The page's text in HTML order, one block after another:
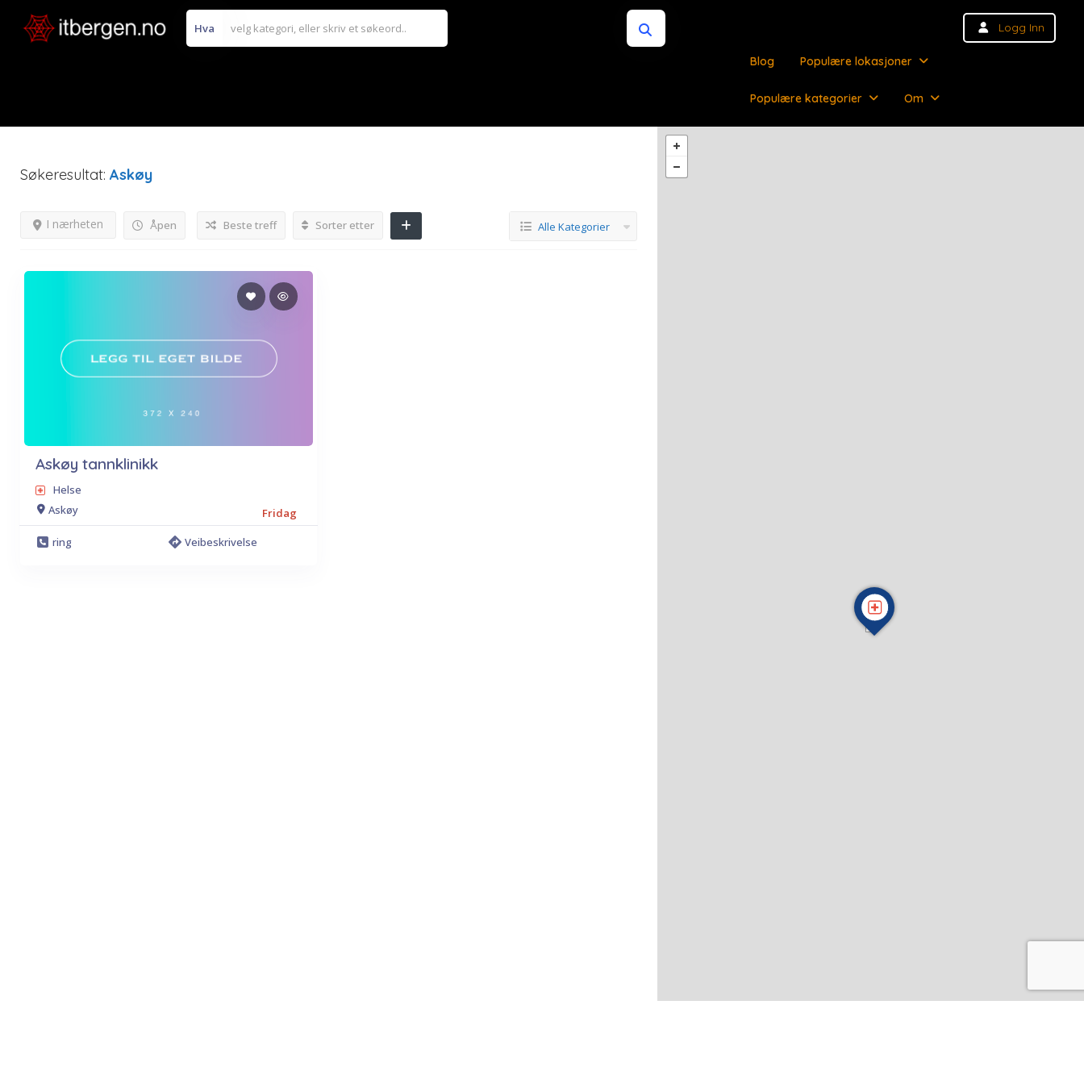
Hva Logg Inn
Blog Populære lokasjoner
Populære kategorier Om
Søkeresultat: Askøy
Åpen
I nærheten Beste treff Sorter etter Alle Kategorier
Askøy tannklinikk
Helse
Askøy
Fridag
ring
Veibeskrivelse